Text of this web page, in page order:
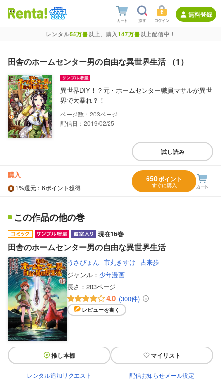
無料登録
レンタル55万冊以上、購入147万冊以上配信中！
田舎のホームセンター男の自由な異世界生活 （1）
異世界DIY！？元・ホームセンター職員マサルが異世
界で大暴れ？！
203
配信日：2019/02/25
試し読み
購入
1%還元 ：6ポイント獲得
650ポイント
すぐに購入
この作品の他の巻
現在16巻
田舎のホームセンター男の自由な異世界生活
うさぴょん 市丸きすけ 古来歩
ジャンル： 少年漫画
長さ： 203ページ
4.0 (300件)
レビューを書く
推し本棚 マイリスト
レンタル追加リクエスト 配信お知らせメール設定